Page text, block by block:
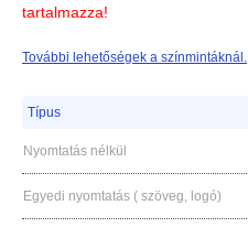
tartalmazza!
További lehetőségek a színmintáknál.
Típus
Nyomtatás nélkül
Egyedi nyomtatás ( szöveg, logó)